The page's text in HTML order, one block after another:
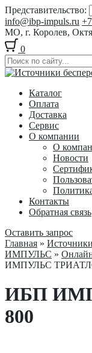
Представительство:
info@ibp-impuls.ru
МО, г. Королев,
0
Перейти
навигации
Перейти
содержимому
Каталог
Оплата
Доставка
Сервис
О компании
О
Новости
Контакты
Обратная связь
Оставить запрос
Главная »
ИМПУЛЬС »
ИМПУЛЬС
ИБП
800